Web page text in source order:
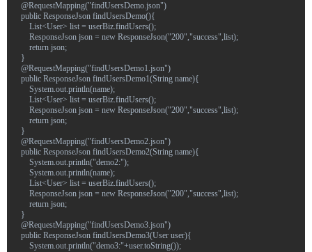
    @RequestMapping("findUsersDemo.json")
    public ResponseJson findUsersDemo(){
        List<User> list = userBiz.findUsers();
        ResponseJson json = new ResponseJson("200","success",list);
        return json;
    }
    @RequestMapping("findUsersDemo1.json")
    public ResponseJson findUsersDemo1(String name){
        System.out.println(name);
        List<User> list = userBiz.findUsers();
        ResponseJson json = new ResponseJson("200","success",list);
        return json;
    }
    @RequestMapping("findUsersDemo2.json")
    public ResponseJson findUsersDemo2(String name){
        System.out.println("demo2:");
        System.out.println(name);
        List<User> list = userBiz.findUsers();
        ResponseJson json = new ResponseJson("200","success",list);
        return json;
    }
    @RequestMapping("findUsersDemo3.json")
    public ResponseJson findUsersDemo3(User user){
        System.out.println("demo3:"+user.toString());